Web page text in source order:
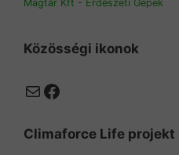
Magtár Kft - Erdészeti Gépek
Közösségi ikonok
MailFacebook
Climaforce Life projekt